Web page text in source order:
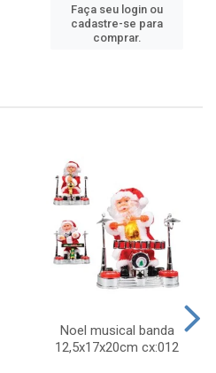
Faça seu login ou
cadastre-se para
comprar.
Noel musical banda
12,5x17x20cm cx:012